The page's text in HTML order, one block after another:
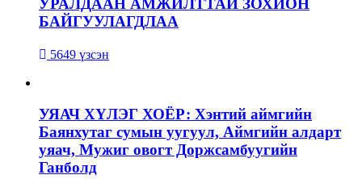
УРАЛДААН АМЖИЛТТАЙ ЗОХИОН
БАЙГУУЛАГДЛАА
5649 үзсэн
УЯАЧ ХҮЛЭГ ХОЁР: Хэнтий аймгийн
Баянхутаг сумын уугуул, Аймгийн алдарт
уяач, Мужиг овогт Доржсамбуугийн
Ганболд